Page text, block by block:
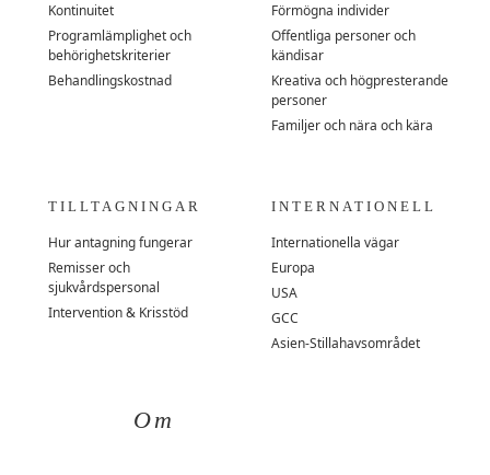
Kontinuitet
Programlämplighet och
behörighetskriterier
Behandlingskostnad
Förmögna individer
Offentliga personer och
kändisar
Kreativa och högpresterande
personer
Familjer och nära och kära
TILLTAGNINGAR
Hur antagning fungerar
Remisser och
sjukvårdspersonal
Intervention & Krisstöd
INTERNATIONELL
Internationella vägar
Europa
USA
GCC
Asien-Stillahavsområdet
Om